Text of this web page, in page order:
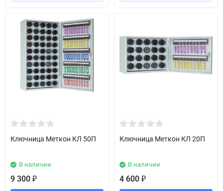
Ключница Меткон КЛ 50П
В наличии
9 300 ₽
Ключница Меткон КЛ 20П
В наличии
4 600 ₽